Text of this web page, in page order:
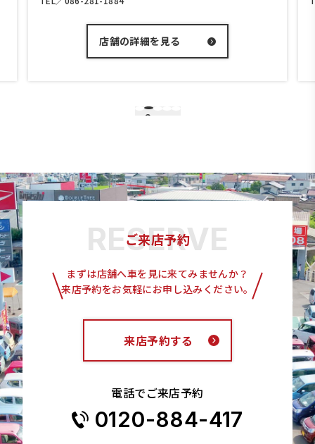
2
ご来店予約
まずは店舗へ車を見に来てみませんか？
来店予約をお気軽にお申し込みください。
来店予約する
電話でご来店予約
0120-884-417